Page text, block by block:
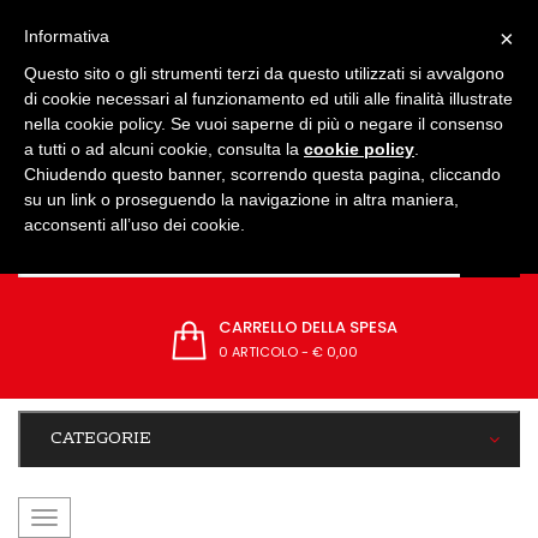
CARRELLO DELLA SPESA
0 ARTICOLO- € 0,00
CATEGORIE
navigazione
×
Informativa
Questo sito o gli strumenti terzi da questo utilizzati si avvalgono
di cookie necessari al funzionamento ed utili alle finalità illustrate
nella cookie policy. Se vuoi saperne di più o negare il consenso
a tutti o ad alcuni cookie, consulta la cookie policy
Chiudendo questo banner, scorrendo questa pagina, cliccando
su un link o proseguendo la navigazione in altra maniera,
acconsenti all’uso dei cookie.